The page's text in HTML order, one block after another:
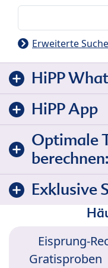
Erweiterte Suche
HiPP
HiPP App
Optimale
berechnen:
Exklusive
Eisprung-
Gratisproben